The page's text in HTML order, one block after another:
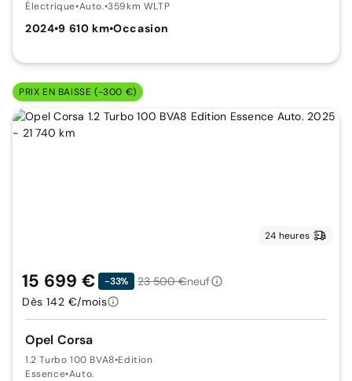
Électrique•Auto.•359km WLTP
2024•9 610 km•Occasion
PRIX EN BAISSE (-300 €)
24 heures
Opel Corsa
1.2 Turbo 100 BVA8•Edition
Essence•Auto.
15 699 € -33% 23 500 €neuf
Dès 142 €/mois